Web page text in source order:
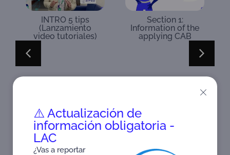
INTRO 5 tips
(Lanzamiento
video tutoriales)
Section 1:
Information of the
applying CAB
⚠️ Actualización de
información obligatoria -
LAC
¿Vas a reportar